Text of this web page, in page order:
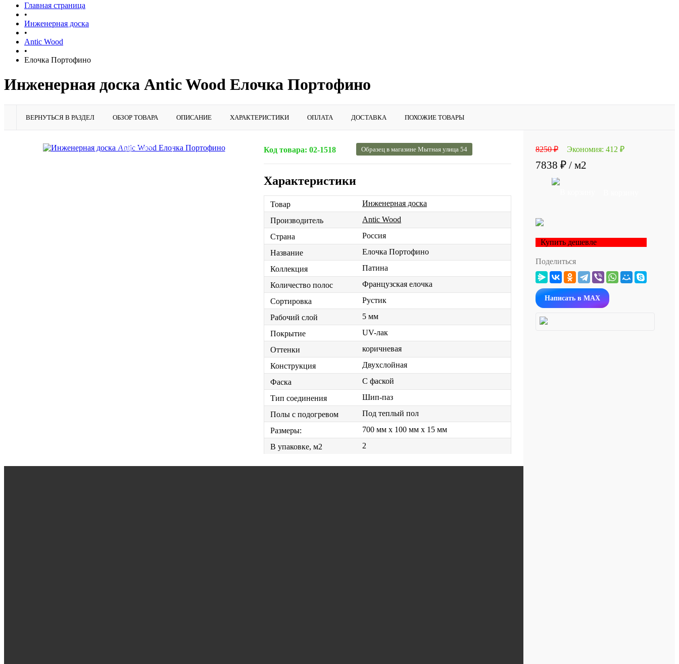
Главная страница
•
Инженерная доска
•
Antic Wood
•
Елочка Портофино
Инженерная доска Antic Wood Елочка Портофино
ВЕРНУТЬСЯ В РАЗДЕЛ ОБЗОР ТОВАРА ОПИСАНИЕ ХАРАКТЕРИСТИКИ ОПЛАТА ДОСТАВКА ПОХОЖИЕ ТОВАРЫ
Подробнее Код товара: 02-1518 Образец в магазине Мытная улица 54
Характеристики
Товар
Инженерная доска
Производитель
Antic Wood
Страна
Россия
Название
Елочка Портофино
Коллекция
Патина
Количество полос
Французская елочка
Сортировка
Рустик
Рабочий слой
5 мм
Покрытие
UV-лак
Оттенки
коричневая
Конструкция
Двухслойная
Фаска
С фаской
Тип соединения
Шип-паз
Полы с подогревом
Под теплый пол
Размеры:
700 мм x 100 мм x 15 мм
В упаковке, м2
2
8250 ₽ Экономия: 412 ₽
7838 ₽ / м2
Купить дешевле
Поделиться
Написать в MAX